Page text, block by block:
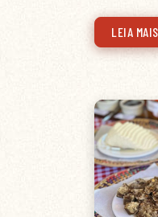
LEIA MAIS